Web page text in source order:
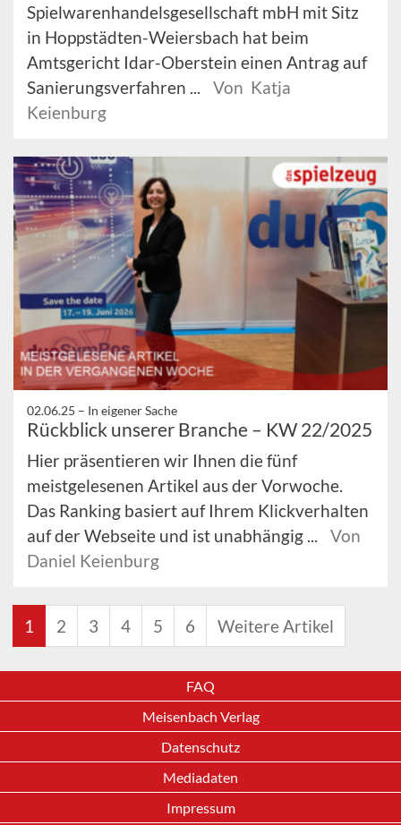
Spielwarenhandelsgesellschaft mbH mit Sitz
in Hoppstädten-Weiersbach hat beim
Amtsgericht Idar-Oberstein einen Antrag auf
Sanierungsverfahren ...
Von Katja
Keienburg
02.06.25 – In eigener Sache
Rückblick unserer Branche – KW 22/2025
Hier präsentieren wir Ihnen die fünf
meistgelesenen Artikel aus der Vorwoche.
Das Ranking basiert auf Ihrem Klickverhalten
auf der Webseite und ist unabhängig ...
Von
Daniel Keienburg
1 2 3 4 5 6 Weitere Artikel
FAQ
Meisenbach Verlag
Datenschutz
Mediadaten
Impressum